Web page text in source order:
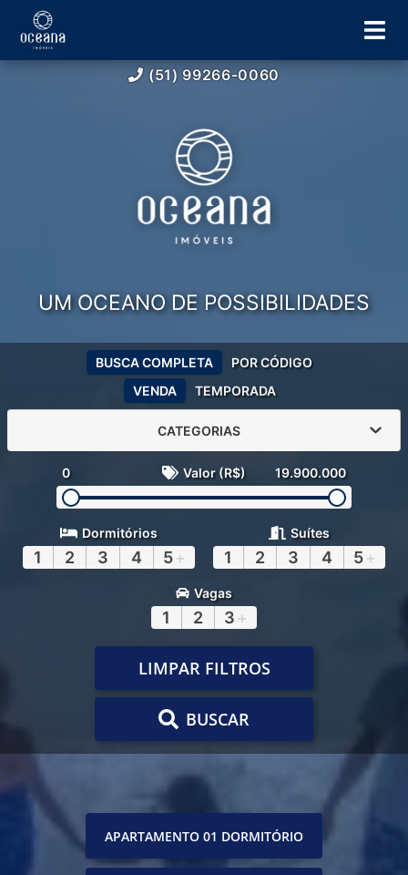
(51) 99266-0060
UM OCEANO DE POSSIBILIDADES
VENDA TEMPORADA
BUSCA COMPLETA POR CÓDIGO
CATEGORIAS
0 Valor (R$) 19.900.000
Dormitórios
1 2 3 4 5+
Suítes
1 2 3 4 5+
Vagas
1 2 3 +
LIMPAR FILTROS
BUSCAR
APARTAMENTO 01 DORMITÓRIO